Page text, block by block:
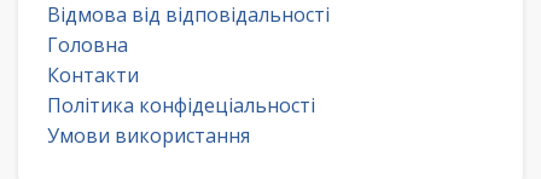
Відмова від відповідальності
Головна
Контакти
Політика конфідеціальності
Умови використання